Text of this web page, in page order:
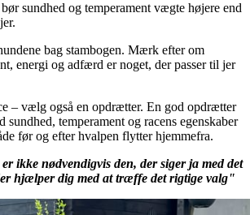
sundhed og temperament vægte højere end
bag stambogen. Mærk efter om
energi og adfærd er noget, der passer til jer
– vælg også en opdrætter. En god opdrætter
sundhed, temperament og racens egenskaber
før og efter hvalpen flytter hjemmefra.
ikke nødvendigvis den, der siger ja med det
hjælper dig med at træffe det rigtige valg"